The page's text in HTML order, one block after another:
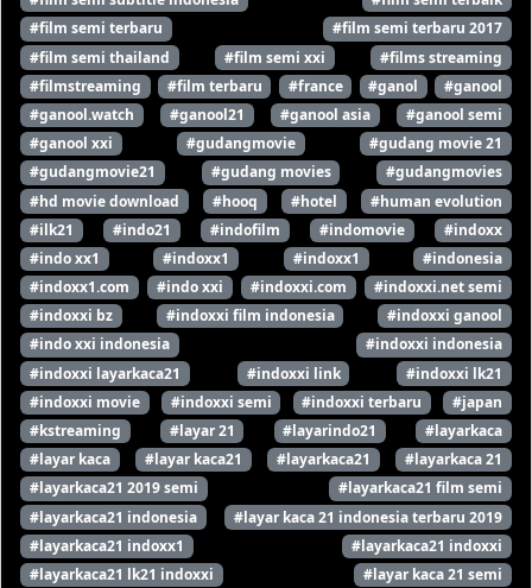
#film semi terbaru
#film semi terbaru 2017
#film semi thailand
#film semi xxi
#films streaming
#filmstreaming
#film terbaru #france #ganol
#ganool
#ganool.watch
#ganool21 #ganool asia
#ganool semi
#ganool xxi
#gudangmovie
#gudang movie 21
#gudangmovie21
#gudang movies
#gudangmovies
#hd movie download
#hooq #hotel
#human evolution
#ilk21
#indo21 #indofilm #indomovie
#indoxx
#indo xx1
#indoxx1 #indoxx1
#indonesia
#indoxx1.com
#indo xxi #indoxxi.com
#indoxxi.net semi
#indoxxi bz
#indoxxi film indonesia
#indoxxi ganool
#indo xxi indonesia
#indoxxi indonesia
#indoxxi layarkaca21
#indoxxi link
#indoxxi lk21
#indoxxi movie
#indoxxi semi #indoxxi terbaru
#japan
#kstreaming
#layar 21 #layarindo21
#layarkaca
#layar kaca
#layar kaca21 #layarkaca21
#layarkaca 21
#layarkaca21 2019 semi
#layarkaca21 film semi
#layarkaca21 indonesia
#layar kaca 21 indonesia terbaru 2019
#layarkaca21 indoxx1
#layarkaca21 indoxxi
#layarkaca21 lk21 indoxxi
#layar kaca 21 semi